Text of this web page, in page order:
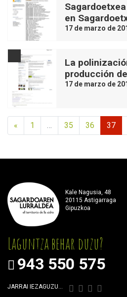
en
17 de marzo de
La
producción
17 de marzo de
« 1 35 36 37
Kale Nagusia, 48
20115 Astigarraga
Gipuzkoa
Laguntza behar duzu?
943 550 575
JARRAI IEZAGUZU…